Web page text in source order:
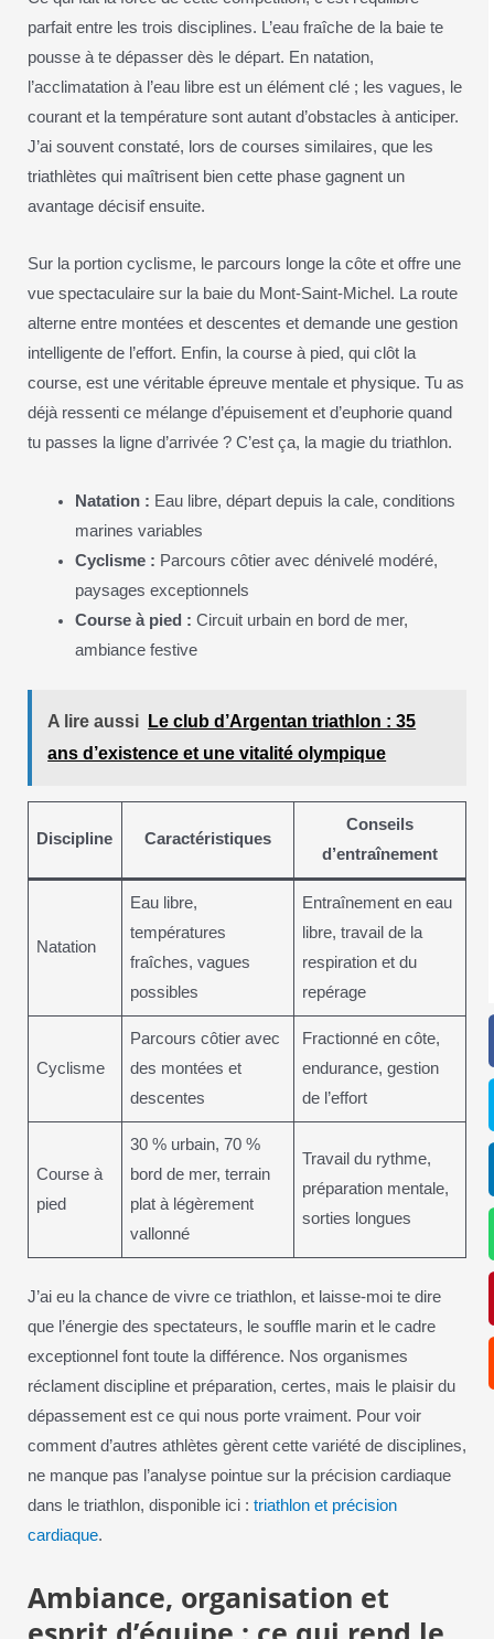
parfait entre les trois disciplines. L’eau fraîche de la baie te
pousse à te dépasser dès le départ. En natation,
l’acclimatation à l’eau libre est un élément clé ; les vagues, le
courant et la température sont autant d’obstacles à anticiper.
J’ai souvent constaté, lors de courses similaires, que les
triathlètes qui maîtrisent bien cette phase gagnent un
avantage décisif ensuite.
Sur la portion cyclisme, le parcours longe la côte et offre une
vue spectaculaire sur la baie du Mont-Saint-Michel. La route
alterne entre montées et descentes et demande une gestion
intelligente de l’effort. Enfin, la course à pied, qui clôt la
course, est une véritable épreuve mentale et physique. Tu as
déjà ressenti ce mélange d’épuisement et d’euphorie quand
tu passes la ligne d’arrivée ? C’est ça, la magie du triathlon.
Natation : Eau libre, départ depuis la cale, conditions
marines variables
Cyclisme : Parcours côtier avec dénivelé modéré,
paysages exceptionnels
Course à pied : Circuit urbain en bord de mer,
ambiance festive
A lire aussi
Le club d’Argentan triathlon : 35
ans d’existence et une vitalité olympique
Discipline Caractéristiques
Conseils
d’entraînement
Natation
Eau libre,
températures
fraîches, vagues
possibles
Entraînement en eau
libre, travail de la
respiration et du
repérage
Cyclisme
Parcours côtier avec
des montées et
descentes
Fractionné en côte,
endurance, gestion
de l’effort
Course à
pied
30 % urbain, 70 %
bord de mer, terrain
plat à légèrement
vallonné
Travail du rythme,
préparation mentale,
sorties longues
J’ai eu la chance de vivre ce triathlon, et laisse-moi te dire
que l’énergie des spectateurs, le souffle marin et le cadre
exceptionnel font toute la différence. Nos organismes
réclament discipline et préparation, certes, mais le plaisir du
dépassement est ce qui nous porte vraiment. Pour voir
comment d’autres athlètes gèrent cette variété de disciplines,
ne manque pas l’analyse pointue sur la précision cardiaque
dans le triathlon, disponible ici : triathlon et précision
cardiaque.
Ambiance, organisation et